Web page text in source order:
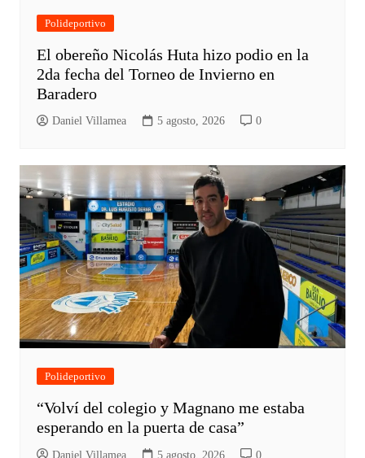
Polideportivo
El obereño Nicolás Huta hizo podio en la
2da fecha del Torneo de Invierno en
Baradero
Daniel Villamea 5 agosto, 2026 0
Polideportivo
“Volví del colegio y Magnano me estaba
esperando en la puerta de casa”
Daniel Villamea 5 agosto, 2026 0